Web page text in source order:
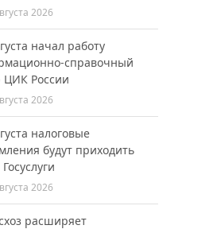
2026
начал работу
справочный
ЦИК России
2026
налоговые
будут приходить
2026
расширяет